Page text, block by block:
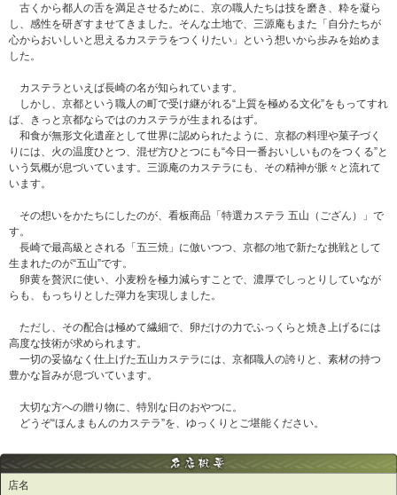
古くから都人の舌を満足させるために、京の職人たちは技を磨き、粋を凝ら
し、感性を研ぎすませてきました。そんな土地で、三源庵もまた「自分たちが
心からおいしいと思えるカステラをつくりたい」という想いから歩みを始めま
した。
カステラといえば長崎の名が知られています。
しかし、京都という職人の町で受け継がれる“上質を極める文化”をもってすれ
ば、きっと京都ならではのカステラが生まれるはず。
和食が無形文化遺産として世界に認められたように、京都の料理や菓子づく
りには、火の温度ひとつ、混ぜ方ひとつにも“今日一番おいしいものをつくる”と
いう気概が息づいています。三源庵のカステラにも、その精神が脈々と流れて
います。
その想いをかたちにしたのが、看板商品「特選カステラ 五山（ござん）」で
す。
長崎で最高級とされる「五三焼」に倣いつつ、京都の地で新たな挑戦として
生まれたのが“五山”です。
卵黄を贅沢に使い、小麦粉を極力減らすことで、濃厚でしっとりしていなが
らも、もっちりとした弾力を実現しました。
ただし、その配合は極めて繊細で、卵だけの力でふっくらと焼き上げるには
高度な技術が求められます。
一切の妥協なく仕上げた五山カステラには、京都職人の誇りと、素材の持つ
豊かな旨みが息づいています。
大切な方への贈り物に、特別な日のおやつに。
どうぞ“ほんまもんのカステラ”を、ゆっくりとご堪能ください。
店名